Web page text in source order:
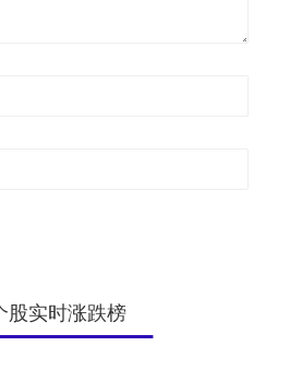
股实时涨跌榜